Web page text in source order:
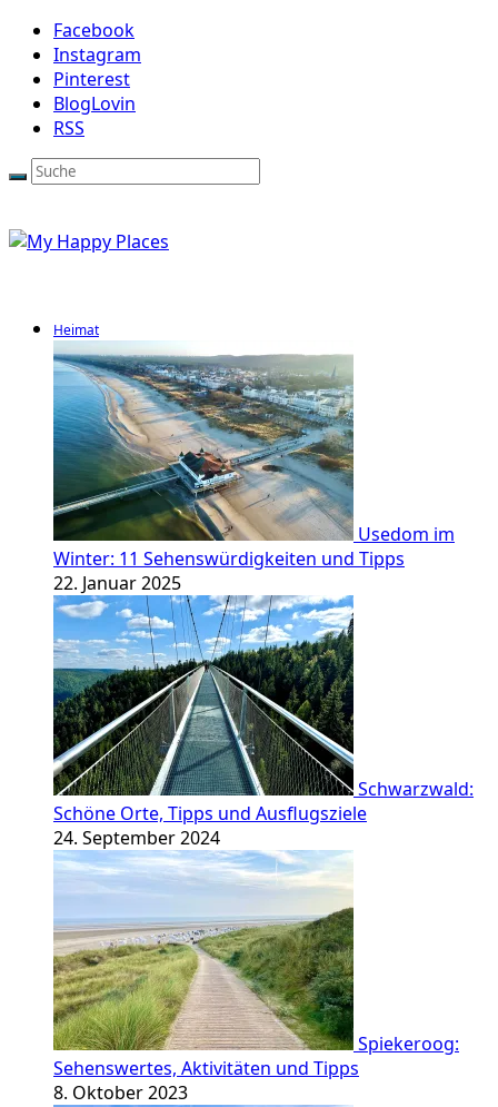
Facebook
Instagram
Pinterest
BlogLovin
RSS
Heimat
Usedom im
Winter: 11 Sehenswürdigkeiten und Tipps
22. Januar 2025
Schwarzwald:
Schöne Orte, Tipps und Ausflugsziele
24. September 2024
Spiekeroog:
Sehenswertes, Aktivitäten und Tipps
8. Oktober 2023